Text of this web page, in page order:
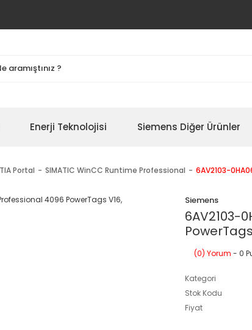
Enerji Teknolojisi Siemens Diğer Ürünler
TIA Portal SIMATIC WinCC Runtime Professional 6AV2103-
Siemens
6AV2103-
(0) Yorum - 0
Kategori
Stok Kodu
Fiyat